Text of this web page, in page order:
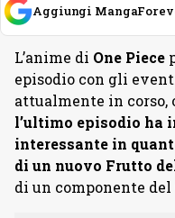
Aggiungi
L’anime di One Piece
episodio con gli
attualmente in corso,
l’ultimo episodio ha
interessante in
di un nuovo Frutto
di un componente del